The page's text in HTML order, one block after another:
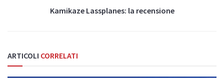
Kamikaze Lassplanes: la recensione
ARTICOLI CORRELATI